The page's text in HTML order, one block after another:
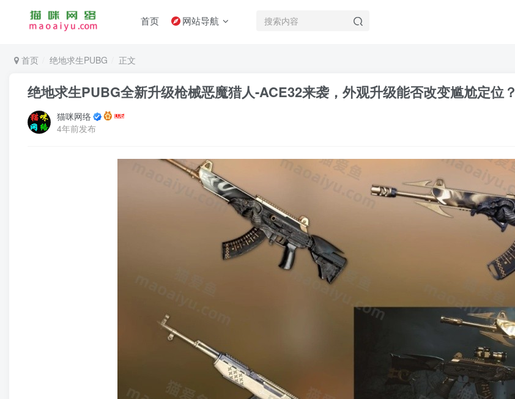
首页 网站导航
首页 绝地求生PUBG 正文
绝地求生PUBG全新升级枪械恶魔猎人-ACE32来袭，外观升级能否改变尴尬定位？
猫咪网络
4年前发布